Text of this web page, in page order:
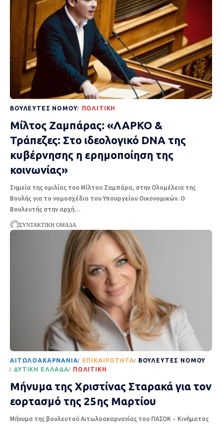
ΒΟΥΛΕΥΤΈΣ ΝΟΜΟΎ ΠΟΛΙΤΙΚΉ
Μίλτος Ζαμπάρας: «ΛΑΡΚΟ &
Τράπεζες: Στο ιδεολογικό DNA της
κυβέρνησης η ερημοποίηση της
κοινωνίας»
Σημεία της ομιλίας του Μίλτου Ζαμπάρα, στην Ολομέλεια της
Βουλής για το νομοσχέδιο του Υπουργείου Οικονομικών. Ο
Βουλευτής στην αρχή…
ΣΥΝΤΑΚΤΙΚΉ ΟΜΆΔΑ
AΙΤΩΛΟΑΚΑΡΝΑΝΊΑ EΠΙΚΑΙΡΌΤΗΤΑ
ΒΟΥΛΕΥΤΈΣ ΝΟΜΟΎ
ΔΥΤΙΚΉ ΕΛΛΆΔΑ
ΠΟΛΙΤΙΚΉ
Μήνυμα της Χριστίνας Σταρακά για τον
εορτασμό της 25ης Μαρτίου
Μήνυμα της βουλευτού Αιτωλοακαρνανίας του ΠΑΣΟΚ – Κινήματος